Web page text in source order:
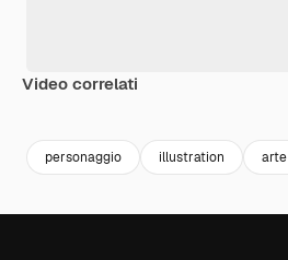
Video correlati
personaggio illustration arte